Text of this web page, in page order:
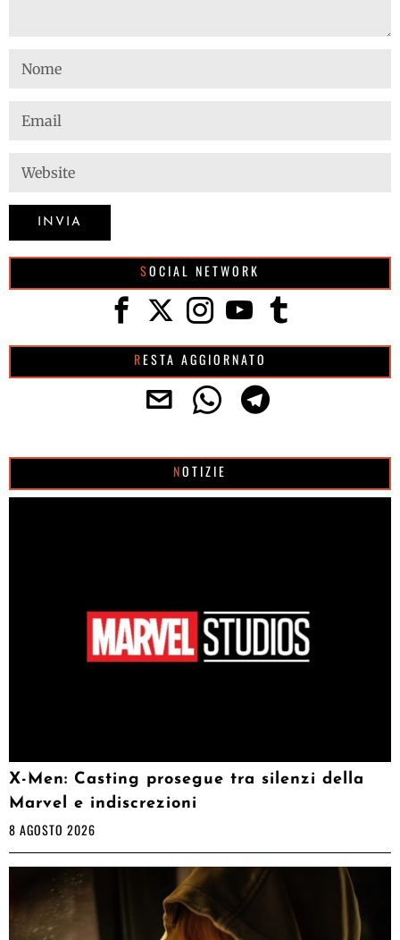
SOCIAL NETWORK
RESTA AGGIORNATO
NOTIZIE
X-Men: Casting prosegue tra silenzi della
Marvel e indiscrezioni
8 AGOSTO 2026